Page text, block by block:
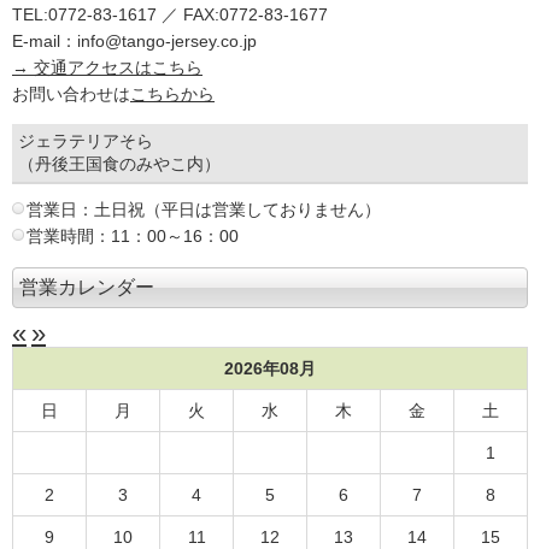
TEL:0772-83-1617 ／ FAX:0772-83-1677
E-mail：info@tango-jersey.co.jp
→ 交通アクセスはこちら
お問い合わせはこちらから
ジェラテリアそら
（丹後王国食のみやこ内）
営業日：土日祝（平日は営業しておりません）
営業時間：11：00～16：00
営業カレンダー
« »
2026年08月
日 月 火 水 木 金 土
1
2 3 4 5 6 7 8
9 10 11 12 13 14 15